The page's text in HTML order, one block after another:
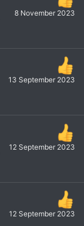
8 November 2023
13 September 2023
12 September 2023
12 September 2023